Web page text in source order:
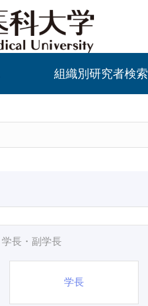
組織別研究者検索
学長・副学長
学長